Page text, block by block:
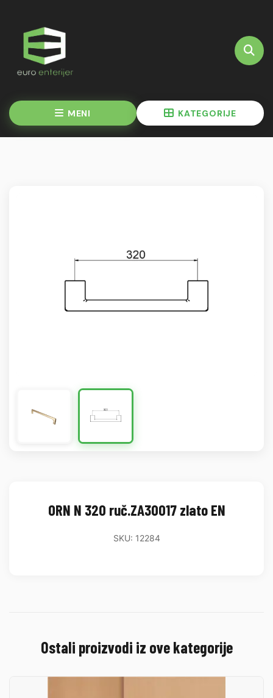
MENI KATEGORIJE
ORN N 320 ruč.ZA30017 zlato EN
SKU: 12284
Ostali proizvodi iz ove kategorije